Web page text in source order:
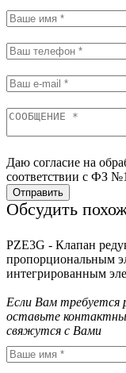
Даю согласие на
соответствии с ФЗ
Отправить
Обсудить
PZE3G - Клапан
пропорциональным
интегрированным
Если Вам требуется
оставьте
свяжутся с Вами